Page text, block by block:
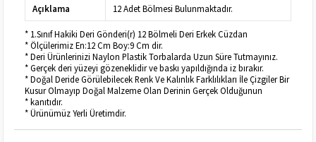
Açıklama
12 Adet Bölmesi Bulunmaktadır.
* 1.Sınıf Hakiki Deri Gönderi(r) 12 Bölmeli Deri Erkek Cüzdan
* Ölçülerimiz En:12 Cm Boy:9 Cm dir.
* Deri Ürünlerinizi Naylon Plastik Torbalarda Uzun Süre Tutmayınız.
* Gerçek deri yüzeyi gözeneklidir ve baskı yapıldığında iz bırakır.
* Doğal Deride Görülebilecek Renk Ve Kalınlık Farklılıkları İle Çizgiler Bir
Kusur Olmayıp Doğal Malzeme Olan Derinin Gerçek Olduğunun
* kanıtıdır.
* Ürünümüz Yerli Üretimdir.